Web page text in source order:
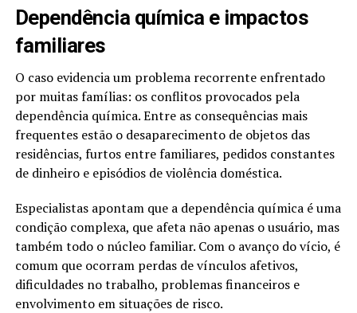
Dependência química e impactos
familiares
O caso evidencia um problema recorrente enfrentado
por muitas famílias: os conflitos provocados pela
dependência química. Entre as consequências mais
frequentes estão o desaparecimento de objetos das
residências, furtos entre familiares, pedidos constantes
de dinheiro e episódios de violência doméstica.
Especialistas apontam que a dependência química é uma
condição complexa, que afeta não apenas o usuário, mas
também todo o núcleo familiar. Com o avanço do vício, é
comum que ocorram perdas de vínculos afetivos,
dificuldades no trabalho, problemas financeiros e
envolvimento em situações de risco.